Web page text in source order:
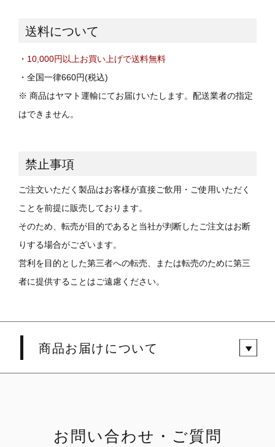
送料について
・ 10,000円以上お買い上げで送料無料
・全国一律660円(税込)
※ 商品はヤマト運輸にてお届けいたします。配送業者の指定
はできません。
禁止事項
ご注文いただく製品はお客様が直接ご飲用・ご使用いただく
ことを前提に販売しております。
そのため、転売が目的であると当社が判断したご注文はお断
りする場合がございます。
営利を目的とした第三者への転売、または転売のために第三
者に提供することはご遠慮ください。
商品お届けについて
お問い合わせ・ご質問